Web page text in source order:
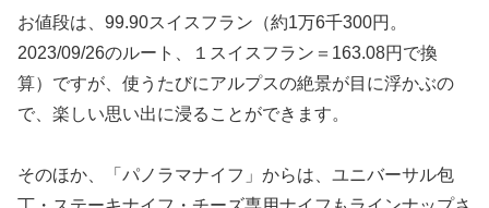
お値段は、99.90スイスフラン（約1万6千300円。
2023/09/26のルート、１スイスフラン＝163.08円で換
算）ですが、使うたびにアルプスの絶景が目に浮かぶの
で、楽しい思い出に浸ることができます。
そのほか、「パノラマナイフ」からは、ユニバーサル包